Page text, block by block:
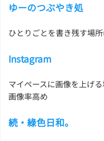
ゆーのつぶやき処
ひとりごとを書き残す場
Instagram
マイペースに画像を上げ
画像率高め
続・綠色日和。